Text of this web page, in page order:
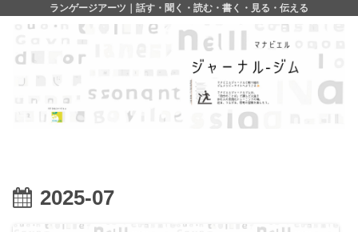
ランゲージアーツ｜話す・聞く・読む・書く・見る・伝える
2025-07